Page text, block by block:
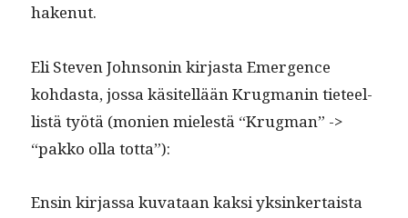
hakenut.
Eli Steven John­sonin kir­jas­ta Emer­gence
kohdas­ta, jos­sa käsitel­lään Krug­manin tieteel­
listä työtä (monien mielestä “Krug­man” ->
“pakko olla totta”):
Ensin kir­jas­sa kuvataan kak­si yksinker­taista